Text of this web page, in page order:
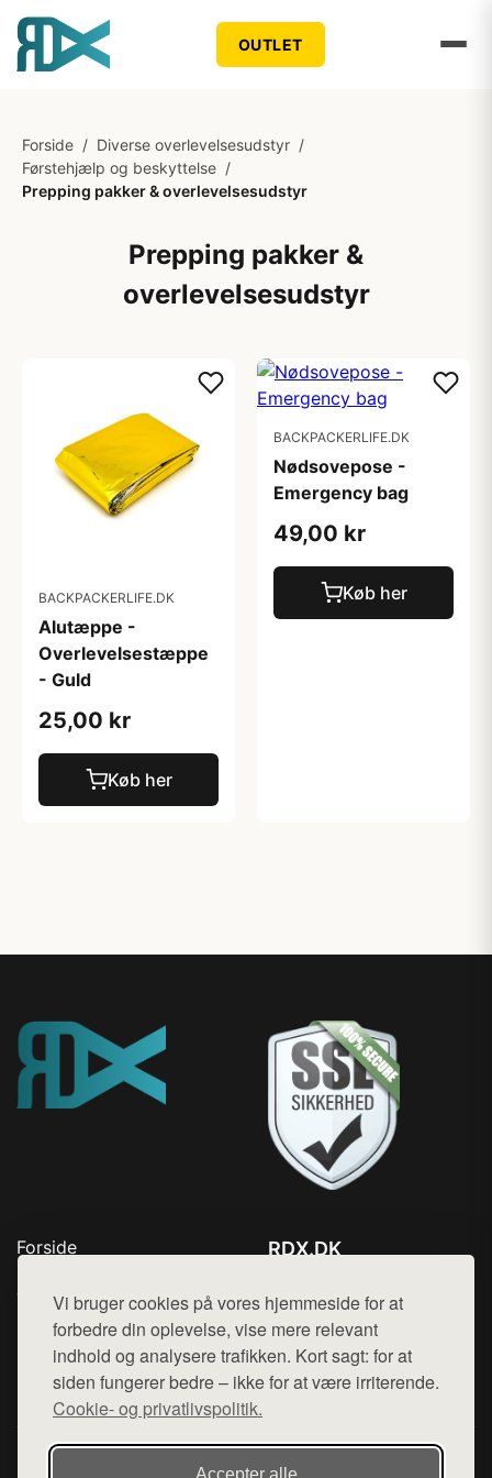
Vi bruger cookies på vores hjemmeside for at
forbedre din oplevelse, vise mere relevant
indhold og analysere trafikken. Kort sagt: for at
siden fungerer bedre – ikke for at være irriterende.
Cookie- og privatlivspolitik.
Accepter alle
OUTLET
Forside / Diverse overlevelsesudstyr /
Førstehjælp og beskyttelse /
Prepping pakker & overlevelsesudstyr
Prepping pakker &
overlevelsesudstyr
BACKPACKERLIFE.DK
Alutæppe -
Overlevelsestæppe
- Guld
25,00 kr
Køb her
BACKPACKERLIFE.DK
Nødsovepose -
Emergency bag
49,00 kr
Køb her
Forside
Top Rabatter
Blog
Kontakt
RDX.DK
Mail: hej@want.dk
Cookie- og privatlivspolitik
Denne side er en del af want.dk, der udgiver en række